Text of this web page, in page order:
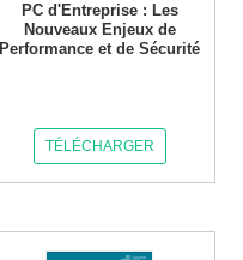
PC d'Entreprise : Les
Nouveaux Enjeux de
Performance et de Sécurité
TÉLÉCHARGER